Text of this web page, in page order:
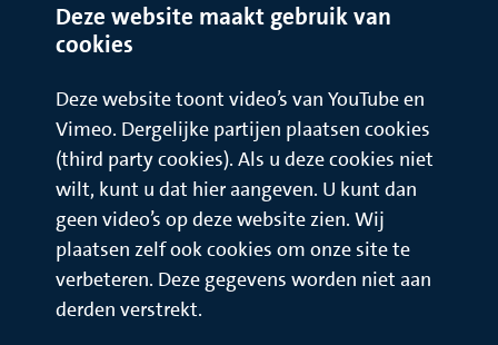
Deze website maakt gebruik van
cookies
Deze website toont video’s van YouTube en
Vimeo. Dergelijke partijen plaatsen cookies
(third party cookies). Als u deze cookies niet
wilt, kunt u dat hier aangeven. U kunt dan
geen video’s op deze website zien. Wij
plaatsen zelf ook cookies om onze site te
verbeteren. Deze gegevens worden niet aan
derden verstrekt.